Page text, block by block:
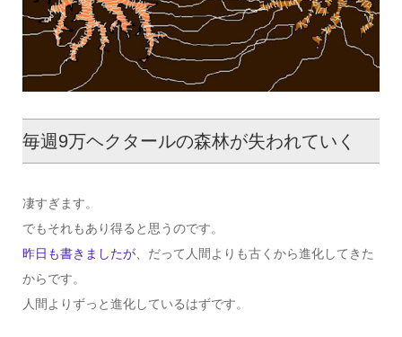
毎週9万ヘクタールの森林が失われていく
凄すぎます。
でもそれもあり得ると思うのです。
昨日も書きましたが、だって人間よりも古くから進化してきた
からです。
人間よりずっと進化しているはずです。